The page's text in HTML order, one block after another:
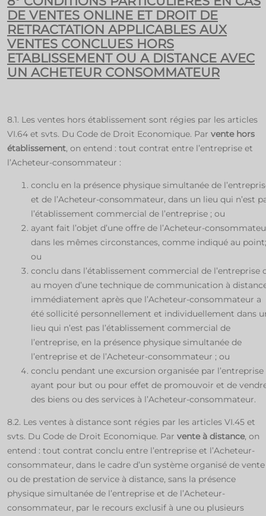
DE VENTES ONLINE ET DROIT DE
RETRACTATION APPLICABLES AUX
VENTES CONCLUES HORS
ETABLISSEMENT OU A DISTANCE AVEC
UN ACHETEUR CONSOMMATEUR
8.1. Les ventes hors établissement sont régies par les articles
VI.64 et svts. Du Code de Droit Economique. Par vente hors
établissement, on entend : tout contrat entre l’entreprise et
l’Acheteur-consommateur :
conclu en la présence physique simultanée de
et de l’Acheteur-consommateur, dans un lieu qui n’est
l’établissement commercial de l’entreprise ; ou
ayant fait l’objet d’une offre de l’Acheteur-
dans les mêmes circonstances, comme indiqué au point;
ou
conclu dans l’établissement commercial de l’entreprise
au moyen d’une technique de communication à
immédiatement après que l’Acheteur-consommateur a
été sollicité personnellement et individuellement dans
lieu qui n’est pas l’établissement commercial de
l’entreprise, en la présence physique simultanée de
l’entreprise et de l’Acheteur-consommateur ; ou
conclu pendant une excursion organisée par l’entreprise
ayant pour but ou pour effet de promouvoir et de
des biens ou des services à l’Acheteur-consommateur.
8.2. Les ventes à distance sont régies par les articles VI.45 et
svts. Du Code de Droit Economique. Par vente à distance, on
entend : tout contrat conclu entre l’entreprise et l’Acheteur-
consommateur, dans le cadre d’un système organisé de vente
ou de prestation de service à distance, sans la présence
physique simultanée de l’entreprise et de l’Acheteur-
consommateur, par le recours exclusif à une ou plusieurs